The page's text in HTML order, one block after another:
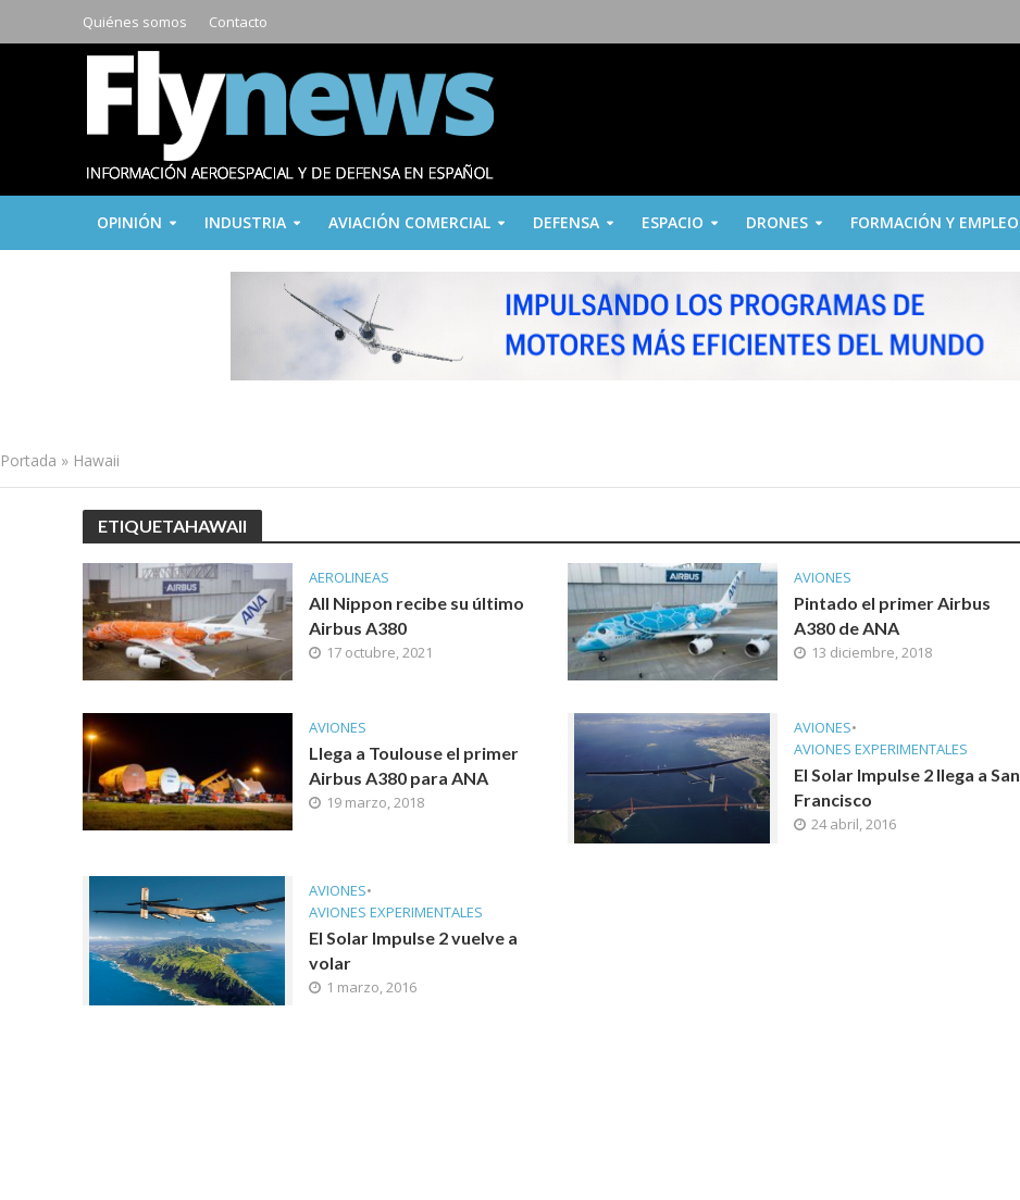
Quiénes somos Contacto
OPINIÓN INDUSTRIA AVIACIÓN COMERCIAL DEFENSA ESPACIO DRONES FORMACIÓN Y EMPLEO
Portada » Hawaii
ETIQUETAHAWAII
AEROLINEAS
All Nippon recibe su último
Airbus A380
17 octubre, 2021
AVIONES
Pintado el primer Airbus
A380 de ANA
13 diciembre, 2018
AVIONES
Llega a Toulouse el primer
Airbus A380 para ANA
19 marzo, 2018
AVIONES•
AVIONES EXPERIMENTALES
El Solar Impulse 2 llega a San
Francisco
24 abril, 2016
AVIONES•
AVIONES EXPERIMENTALES
El Solar Impulse 2 vuelve a
volar
1 marzo, 2016